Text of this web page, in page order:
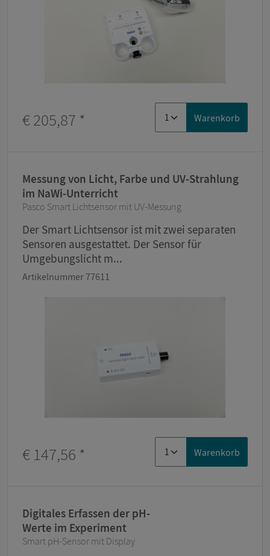
€ 205,87 * Warenkorb
Messung von Licht, Farbe und UV-Strahlung
im NaWi-Unterricht
Pasco Smart Lichtsensor mit UV-Messung
Der Smart Lichtsensor ist mit zwei separaten
Sensoren ausgestattet. Der Sensor für
Umgebungslicht m...
Artikelnummer 77611
€ 147,56 * Warenkorb
Digitales Erfassen der pH-
Werte im Experiment
Smart pH-Sensor mit Display